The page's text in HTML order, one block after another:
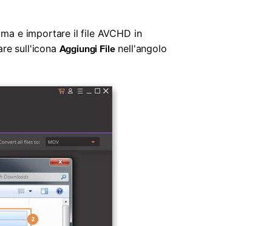
e importare il file AVCHD in
sull'icona Aggiungi Filenell'angolo